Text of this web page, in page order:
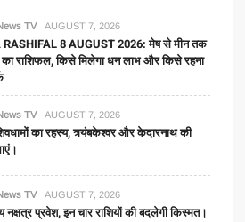
TV AUGUST 7, 2026
8 AUGUST 2026: मेष से मीन तक
राशिफल, किसे मिलेगा धन लाभ और किसे रहना
TV AUGUST 7, 2026
का रहस्य, त्र्यंबकेश्वर और केदारनाथ की
TV AUGUST 7, 2026
नक्षत्र प्रवेश, इन चार राशियों की बदलेगी किस्मत।